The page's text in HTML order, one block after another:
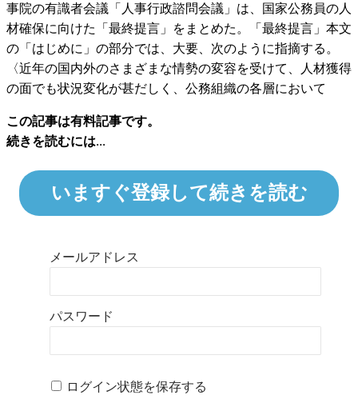
事院の有識者会議「人事行政諮問会議」は、国家公務員の人
材確保に向けた「最終提言」をまとめた。「最終提言」本文
の「はじめに」の部分では、大要、次のように指摘する。
〈近年の国内外のさまざまな情勢の変容を受けて、人材獲得
の面でも状況変化が甚だしく、公務組織の各層において
この記事は有料記事です。
続きを読むには...
いますぐ登録して続きを読む
メールアドレス
パスワード
ログイン状態を保存する